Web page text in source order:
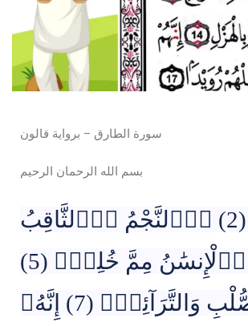
سورة الطارق – برواية قالون
بسم الله الرحمان الرحيم
وَالسَّمَآءِ وَالطَّارِقِ (1) وَمَا أَدْرَيٰكَ مَا اَ۬لطَّارِقُ (2) اُ۬لنَّجْمُ اُ۬لثَّاقِبُ
(3) إِن كُلُّ نَفْسٖ لَّمَا عَلَيْهَا حَافِظٞۖ (4) فَلْيَنظُرِ اِ۬لْإِنسَٰنُ مِمَّ خُلِقَۖ (5)
خُلِقَ مِن مَّآءٖ دَافِقٖ (6) يَخْرُجُ مِنۢ بَيْنِ اِ۬لصُّلْبِ وَالتَّرَآئِبِۖ (7) إِنَّهُۥ